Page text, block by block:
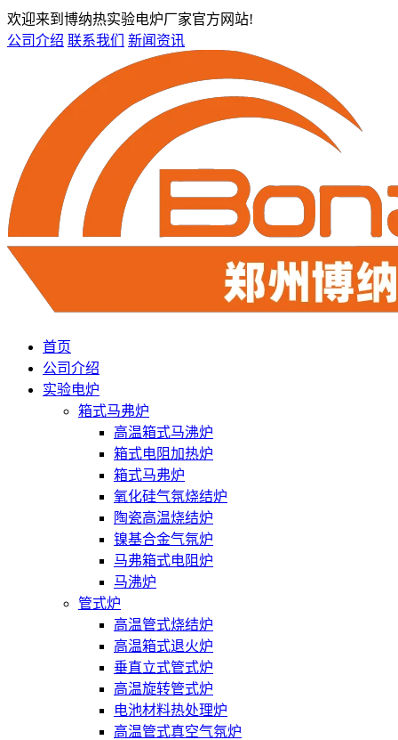
欢迎来到博纳热实验电炉厂家官方网站!
公司介绍 联系我们 新闻资讯
首页
公司介绍
实验电炉
箱式马弗炉
高温箱式马沸炉
箱式电阻加热炉
箱式马弗炉
氧化硅气氛烧结炉
陶瓷高温烧结炉
镍基合金气氛炉
马弗箱式电阻炉
马沸炉
管式炉
高温管式烧结炉
高温箱式退火炉
垂直立式管式炉
高温旋转管式炉
电池材料热处理炉
高温管式真空气氛炉